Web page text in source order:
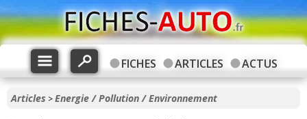
FICHES ARTICLES ACTUS
Articles >Energie / Pollution / Environnement